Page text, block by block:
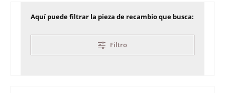
Aquí puede filtrar la pieza de recambio que busca:
Filtro